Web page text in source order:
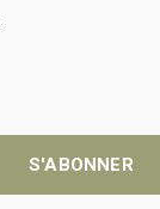
S'ABONNER